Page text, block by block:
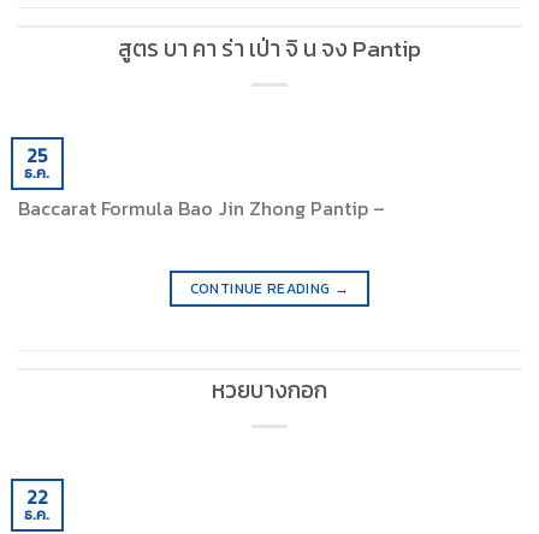
สูตร บา คา ร่า เป่า จิ น จง Pantip
25
ธ.ค.
Baccarat Formula Bao Jin Zhong Pantip –
CONTINUE READING →
หวยบางกอก
22
ธ.ค.